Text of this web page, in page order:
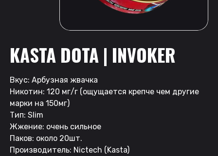
KASTA DOTA | INVOKER
Вкус: Арбузная жвачка
Никотин: 120 мг/г (ощущается крепче чем другие
марки на 150мг)
Тип: Slim
Жжение: очень сильное
Паков: около 20шт.
Производитель: Nictech (Kasta)